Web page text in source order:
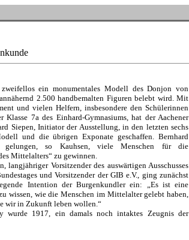
zweifellos ein monumentales Modell des Donjon von
2.500 handbemalten Figuren belebt wird. Mit
und vielen Helfern, insbesondere den Schülerinnen
Klasse 7a des Einhard-Gymnasiums, hat der Aachener
Siepen, Initiator der Ausstellung, in den letzten sechs
und die übrigen Exponate geschaffen. Bernhard
so Kauhsen, viele Menschen für die
Mittelalters“ zu gewinnen.
langjähriger Vorsitzender des auswärtigen Ausschusses
und Vorsitzender der GIB e.V., ging zunächst
Intention der Burgenkundler ein: „Es ist eine
wissen, wie die Menschen im Mittelalter gelebt haben,
wir in Zukunft leben wollen.“
wurde 1917, ein damals noch intaktes Zeugnis der